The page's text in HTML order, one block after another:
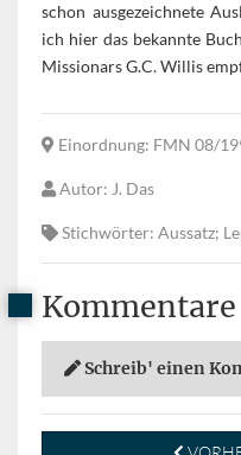
schon ausgezeichnete
ich hier das bekannte
Missionars G.C. Willis
Einordnung: FMN 08/
Autor: J. Das
Stichwörter: Aussatz;
Kommentare
Schreib' einen